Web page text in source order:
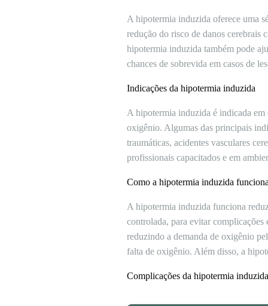
A hipotermia induzida oferece uma
redução do risco de danos cerebrais
hipotermia induzida também pode
chances de sobrevida em casos de
Indicações da hipotermia induzida
A hipotermia induzida é indicada em
oxigênio. Algumas das principais
traumáticas, acidentes vasculares
profissionais capacitados e em
Como a hipotermia induzida
A hipotermia induzida funciona
controlada, para evitar
reduzindo a demanda de oxigênio
falta de oxigênio. Além disso, a
Complicações da hipotermia induzida